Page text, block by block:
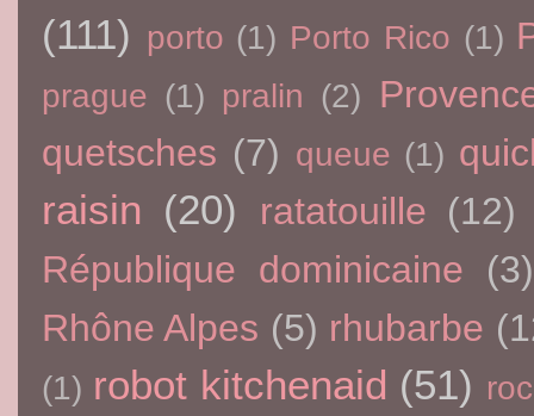
(111) porto (1) Porto Rico (1)
prague (1) pralin (2)
quetsches (7) queue (1)
raisin (20) ratatouille (12)
République dominicaine
(3)
Rhône Alpes (5) rhubarbe
(1) robot kitchenaid (51)